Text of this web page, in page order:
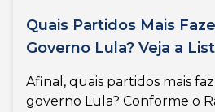
Quais Partidos Mais
Governo Lula? Veja a
Afinal, quais partidos mais
governo Lula? Conforme o